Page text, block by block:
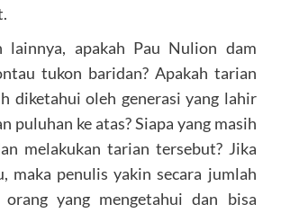
lainnya, apakah Pau Nulion dam
tukon baridan? Apakah tarian
diketahui oleh generasi yang lahir
puluhan ke atas? Siapa yang masih
melakukan tarian tersebut? Jika
maka penulis yakin secara jumlah
yang mengetahui dan bisa